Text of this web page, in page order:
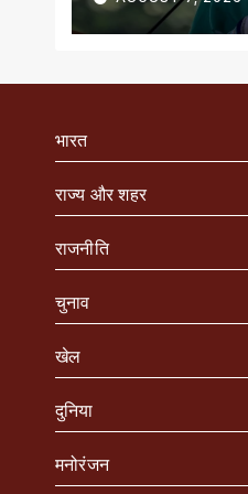
भारत
राज्य और शहर
राजनीति
चुनाव
खेल
दुनिया
मनोरंजन